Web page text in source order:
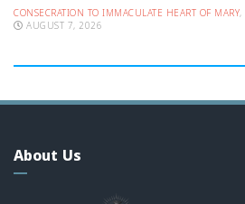
CONSECRATION TO IMMACULATE HEART OF MARY,
AUGUST 7, 2026
About Us